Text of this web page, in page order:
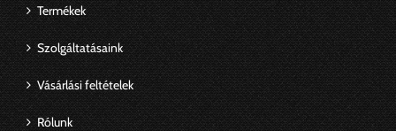
Termékek
Szolgáltatásaink
Vásárlási feltételek
Rólunk